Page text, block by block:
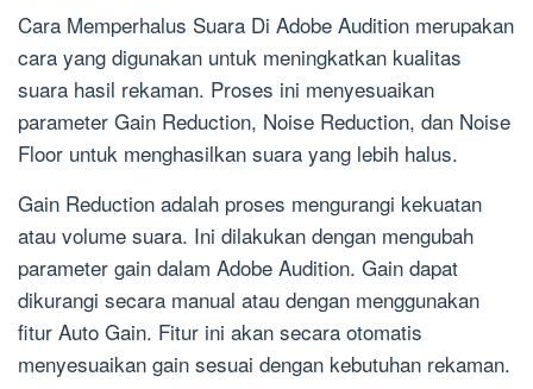
Cara Memperhalus Suara Di Adobe Audition merupakan
cara yang digunakan untuk meningkatkan kualitas
suara hasil rekaman. Proses ini menyesuaikan
parameter Gain Reduction, Noise Reduction, dan Noise
Floor untuk menghasilkan suara yang lebih halus.
Gain Reduction adalah proses mengurangi kekuatan
atau volume suara. Ini dilakukan dengan mengubah
parameter gain dalam Adobe Audition. Gain dapat
dikurangi secara manual atau dengan menggunakan
fitur Auto Gain. Fitur ini akan secara otomatis
menyesuaikan gain sesuai dengan kebutuhan rekaman.